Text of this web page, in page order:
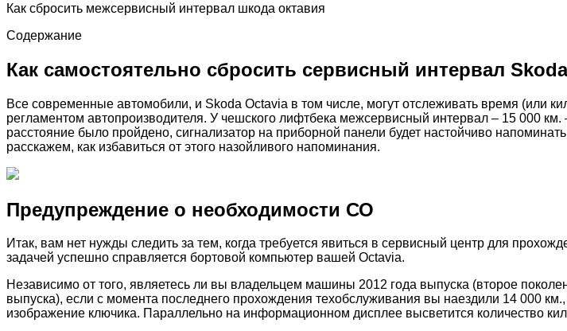
Как сбросить межсервисный интервал шкода октавия
Содержание
Как самостоятельно сбросить сервисный интервал
Все современные автомобили, и Skoda Octavia в том числе, могут отслеживать время (или
регламентом автопроизводителя. У чешского лифтбека межсервисный интервал – 15 000 км.
расстояние было пройдено, сигнализатор на приборной панели будет настойчиво
расскажем, как избавиться от этого назойливого напоминания.
Предупреждение о необходимости СО
Итак, вам нет нужды следить за тем, когда требуется явиться в сервисный центр для
задачей успешно справляется бортовой компьютер вашей Octavia.
Независимо от того, являетесь ли вы владельцем машины 2012 года выпуска (второе
выпуска), если с момента последнего прохождения техобслуживания вы наездили 14 000
изображение ключика. Параллельно на информационном дисплее высветится количество